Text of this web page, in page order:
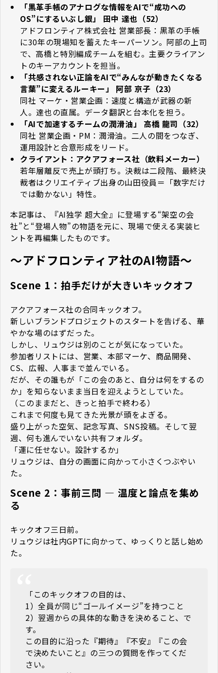
「黒革手帳のアナログな情報をAIで“成功への
OS”にするいぶし銀」 田中 達也（52）
アドフロンティア株式会社 営業部長：黒革の手帳
に30年の現場知を蓄えたキーパーソン。阿部の上司
で、高橋と特別編成チームを組む。主要クライアン
トのキーアカウントを担当。
「共感されない正論をAIで“みんなが動きたくなる
言葉”に変えるルーキー」 阿部 京子（23）
同社 マーケ・営業企画：速度と構造が武器の新
人。達也の直属。データ翻訳と台本化を担う。
「AIで加速するチームの潤滑油」 高橋 龍司（32）
同社 営業企画・PM：潤滑油。二人の間をつなぎ、
運用設計と合意形成をリード。
クライアント：アクアフォース社（飲料メーカー）
若年層離反で売上が頭打ち。決裁は二段階、最終決
裁者はクリエイティブ出身の山田役員＝「数字だけ
では動かない」特性。
本記事は、『AI独学 超大全』に登場する“架空の会
社”と“登場人物”の物語を元に、現場で使える実装ヒ
ントを再編集したものです。
〜アドフロンティア社のAI物語〜
Scene 1：拍手だけが大きいキックオフ
アクアフォース社の合同キックオフ。
新しいブランドプロジェクトのスタートを告げる、華
やかな場のはずだった。
しかし、リュウジは別のことが気になっていた。
参加者リストには、営業、本部マーケ、商品開発、
CS、広報、人事まで並んでいる。
だが、その誰もが「この会のあと、自分は何をするの
か」を知らないまま当日を迎えようとしていた。
（このままだと、きっと拍手で終わる）
これまで何度も見てきた光景が頭をよぎる。
盛り上がった空気、記念写真、SNS投稿。そして翌
週、何も進んでいない共有フォルダ。
「運に任せない。設計するか」
リュウジは、自分の画面に向かって小さくつぶやい
た。
Scene 2：事前三問 — 温度と論点を集め
る
キックオフ三日前。
リュウジは社内GPTに向かって、ゆっくりと話し始め
た。
「このキックオフの目的は、
1）全員が同じ“ゴールイメージ”を持つこと
2）翌週からの具体的な動きを決めること、で
す。
この目的に沿った『期待』『不安』『この会
で決めたいこと』の三つの質問を作ってくだ
さい。